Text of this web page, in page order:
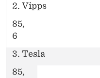
2. Vipps
85,
6
3. Tesla
85,